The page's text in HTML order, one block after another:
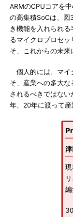
ARMのCPUコアを
の高集積SoCは、図
き機能を入れられ
るマイクロプロセッ
そ、これからの未来
個人的には、マイ
そ、産業への多大
されるべきではな
年、20年に渡って産
津
編